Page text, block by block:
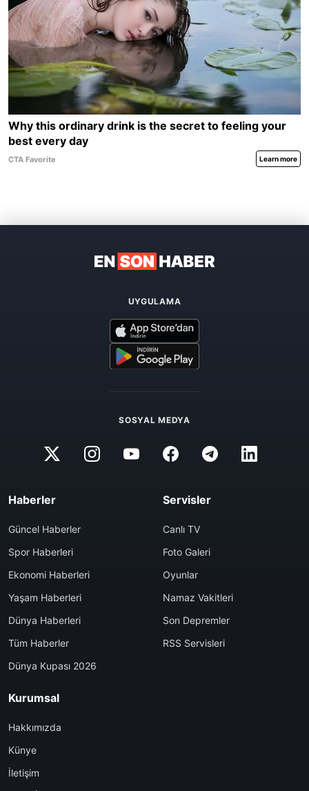
UYGULAMA
SOSYAL MEDYA
Haberler
Güncel Haberler
Spor Haberleri
Ekonomi Haberleri
Yaşam Haberleri
Dünya Haberleri
Tüm Haberler
Dünya Kupası 2026
Servisler
Canlı TV
Foto Galeri
Oyunlar
Namaz Vakitleri
Son Depremler
RSS Servisleri
Kurumsal
Hakkımızda
Künye
İletişim